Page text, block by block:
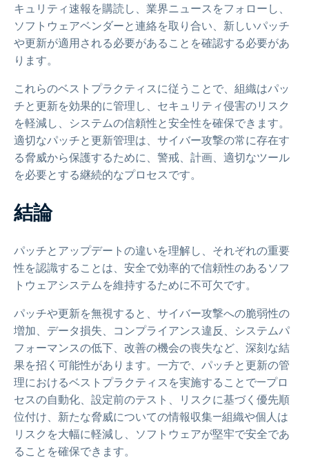
キュリティ速報を購読し、業界ニュースをフォローし、
ソフトウェアベンダーと連絡を取り合い、新しいパッチ
や更新が適用される必要があることを確認する必要があ
ります。
これらのベストプラクティスに従うことで、組織はパッ
チと更新を効果的に管理し、セキュリティ侵害のリスク
を軽減し、システムの信頼性と安全性を確保できます。
適切なパッチと更新管理は、サイバー攻撃の常に存在す
る脅威から保護するために、警戒、計画、適切なツール
を必要とする継続的なプロセスです。
結論
パッチとアップデートの違いを理解し、それぞれの重要
性を認識することは、安全で効率的で信頼性のあるソフ
トウェアシステムを維持するために不可欠です。
パッチや更新を無視すると、サイバー攻撃への脆弱性の
増加、データ損失、コンプライアンス違反、システムパ
フォーマンスの低下、改善の機会の喪失など、深刻な結
果を招く可能性があります。一方で、パッチと更新の管
理におけるベストプラクティスを実施することで—プロ
セスの自動化、設定前のテスト、リスクに基づく優先順
位付け、新たな脅威についての情報収集—組織や個人は
リスクを大幅に軽減し、ソフトウェアが堅牢で安全であ
ることを確保できます。